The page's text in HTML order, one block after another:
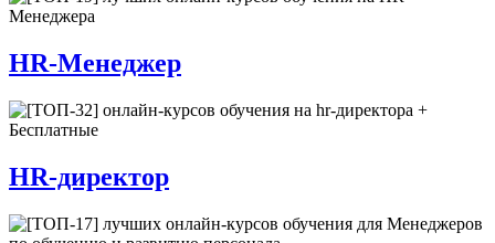
HR-Менеджер
HR-директор